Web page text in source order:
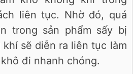
liên tục. Nhờ đó, quá
trong sản phẩm sấy bị
sẽ diễn ra liên tục làm
đi nhanh chóng.